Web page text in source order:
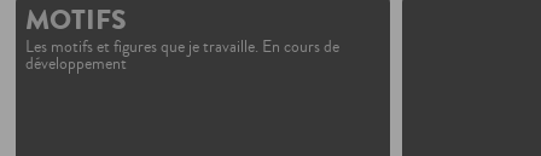
MOTIFS
Les motifs et figures que je travaille. En cours de
développement